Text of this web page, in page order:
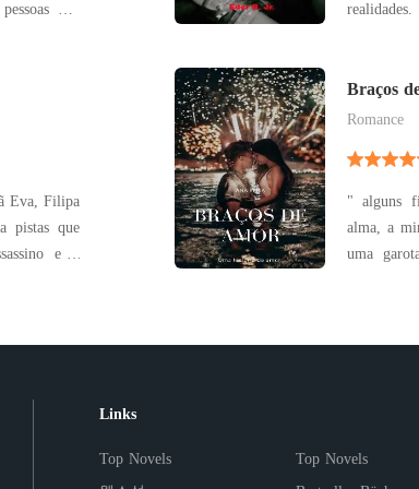
que
matou
meados do
Eva, Filipa
pistas que
e o
Braços
Romance
" alguns
alma, a minha,
uma
Links
Top Novels
Top Novels